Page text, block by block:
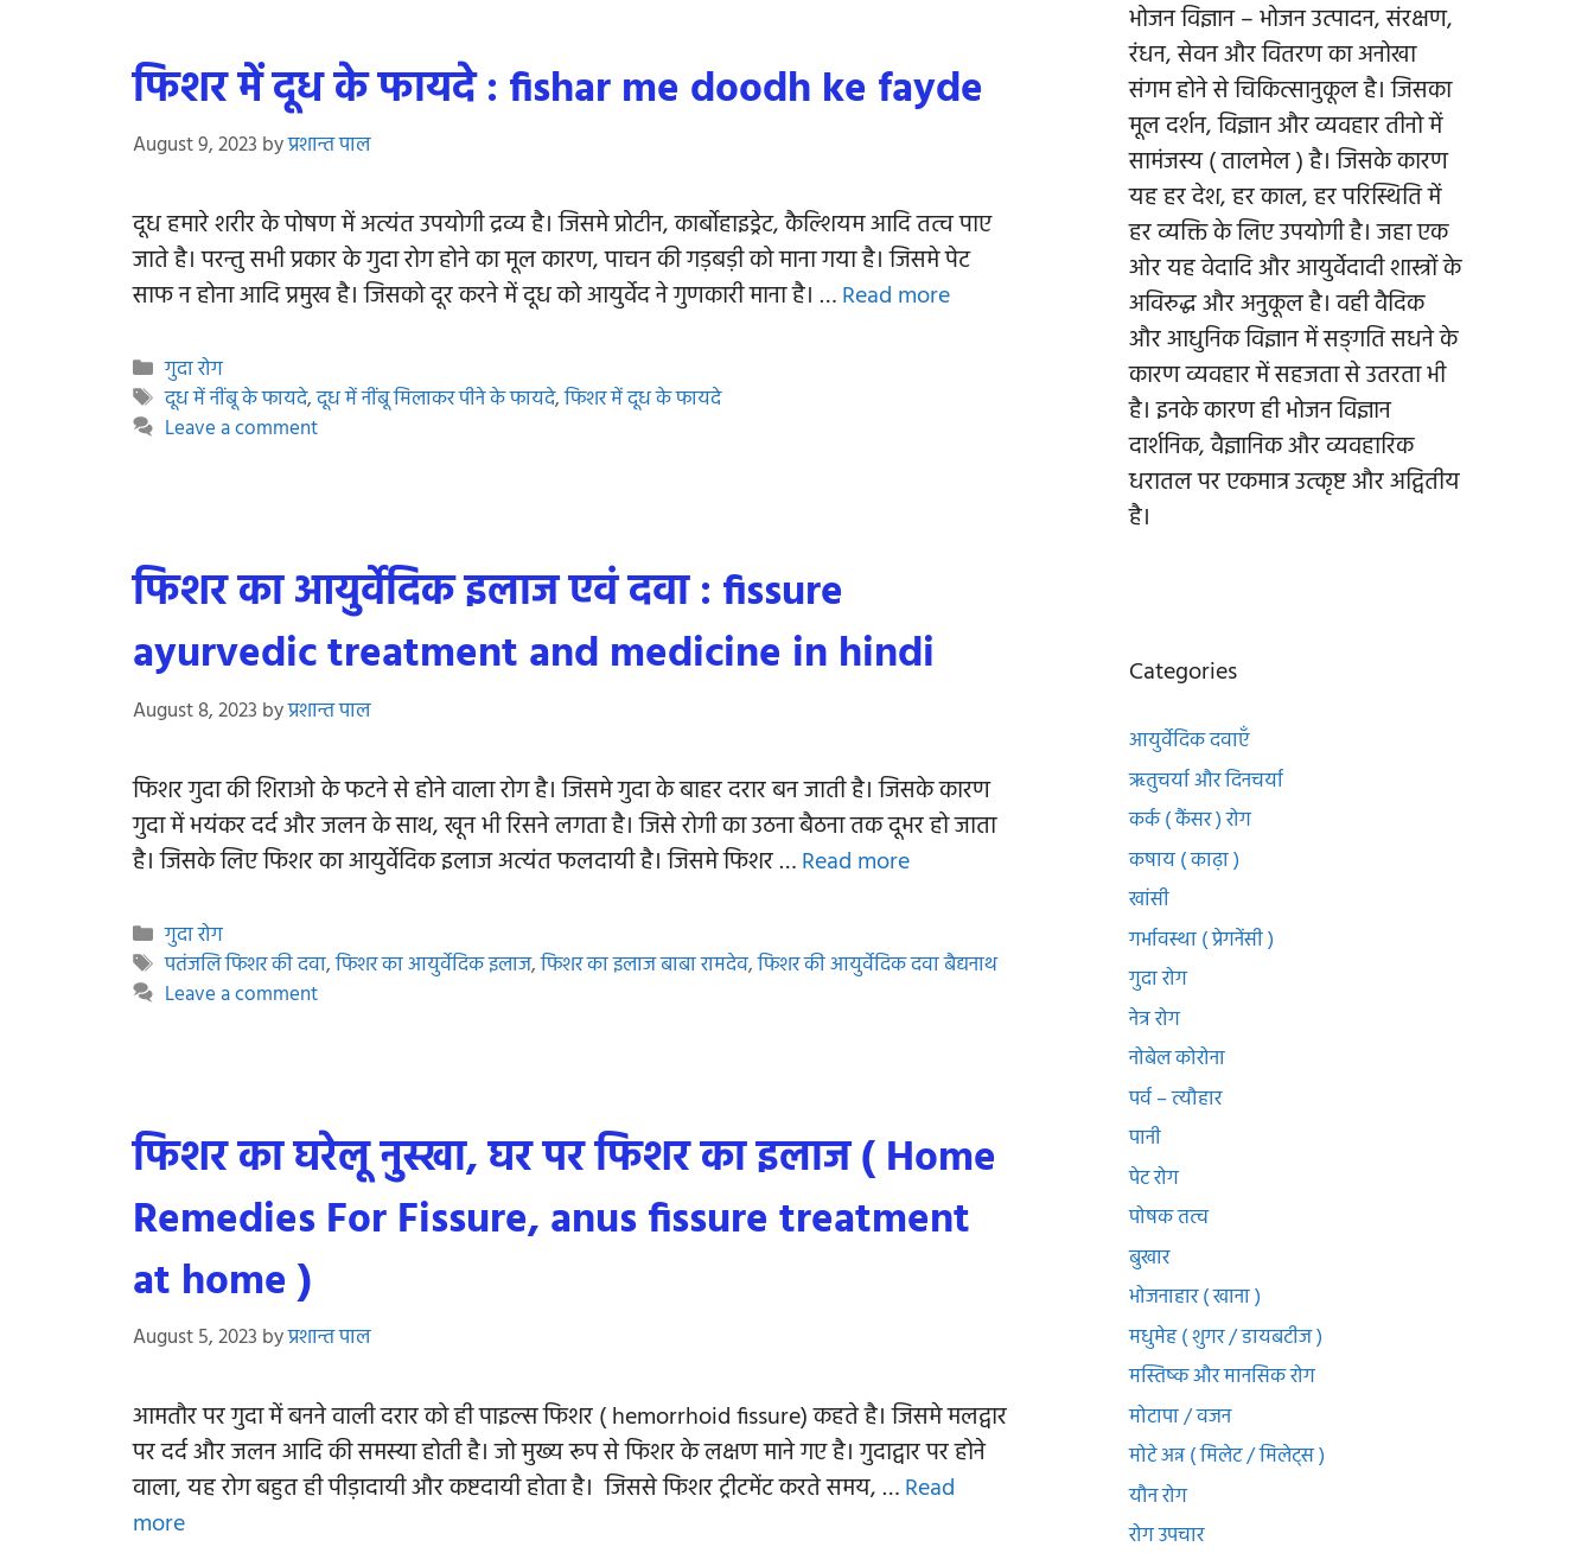
फिशर में दूध के फायदे : fishar me doodh ke fayde
August 9, 2023 byप्रशान्त पाल
दूध हमारे शरीर के पोषण में अत्यंत उपयोगी द्रव्य है। जिसमे प्रोटीन, कार्बोहाइड्रेट, कैल्शियम आदि तत्व पाए
जाते है। परन्तु सभी प्रकार के गुदा रोग होने का मूल कारण, पाचन की गड़बड़ी को माना गया है। जिसमे पेट
साफ न होना आदि प्रमुख है। जिसको दूर करने में दूध को आयुर्वेद ने गुणकारी माना है। …Read more
Categories
गुदा रोग
Tags
दूध में नींबू के फायदे,दूध में नींबू मिलाकर पीने के फायदे,फिशर में दूध के फायदे
Leave a comment
फिशर का आयुर्वेदिक इलाज एवं दवा : fissure
ayurvedic treatment and medicine in hindi
August 8, 2023 byप्रशान्त पाल
फिशर गुदा की शिराओ के फटने से होने वाला रोग है। जिसमे गुदा के बाहर दरार बन जाती है। जिसके कारण
गुदा में भयंकर दर्द और जलन के साथ, खून भी रिसने लगता है। जिसे रोगी का उठना बैठना तक दूभर हो जाता
है। जिसके लिए फिशर का आयुर्वेदिक इलाज अत्यंत फलदायी है। जिसमे फिशर …Read more
Categories
गुदा रोग
Tags
पतंजलि फिशर की दवा,फिशर का आयुर्वेदिक इलाज,फिशर का इलाज बाबा रामदेव,फिशर की आयुर्वेदिक दवा बैद्यनाथ
Leave a comment
फिशर का घरेलू नुस्खा, घर पर फिशर का इलाज ( Home
Remedies For Fissure, anus fissure treatment
at home )
August 5, 2023 byप्रशान्त पाल
आमतौर पर गुदा में बनने वाली दरार को ही पाइल्स फिशर ( hemorrhoid fissure) कहते है। जिसमे मलद्वार
पर दर्द और जलन आदि की समस्या होती है। जो मुख्य रूप से फिशर के लक्षण माने गए है। गुदाद्वार पर होने
वाला, यह रोग बहुत ही पीड़ादायी और कष्टदायी होता है। जिससे फिशर ट्रीटमेंट करते समय, …Read
more
भोजन विज्ञान – भोजन उत्पादन, संरक्षण,
रंधन, सेवन और वितरण का अनोखा
संगम होने से चिकित्सानुकूल है। जिसका
मूल दर्शन, विज्ञान और व्यवहार तीनो में
सामंजस्य ( तालमेल ) है। जिसके कारण
यह हर देश, हर काल, हर परिस्थिति में
हर व्यक्ति के लिए उपयोगी है। जहा एक
ओर यह वेदादि और आयुर्वेदादी शास्त्रों के
अविरुद्ध और अनुकूल है। वही वैदिक
और आधुनिक विज्ञान में सङ्गति सधने के
कारण व्यवहार में सहजता से उतरता भी
है। इनके कारण ही भोजन विज्ञान
दार्शनिक, वैज्ञानिक और व्यवहारिक
धरातल पर एकमात्र उत्कृष्ट और अद्वितीय
है।
Categories
आयुर्वेदिक दवाएँ
ऋतुचर्या और दिनचर्या
कर्क ( कैंसर ) रोग
कषाय ( काढ़ा )
खांसी
गर्भावस्था ( प्रेगनेंसी )
गुदा रोग
नेत्र रोग
नोबेल कोरोना
पर्व – त्यौहार
पानी
पेट रोग
पोषक तत्व
बुखार
भोजनाहार ( खाना )
मधुमेह ( शुगर / डायबटीज )
मस्तिष्क और मानसिक रोग
मोटापा / वजन
मोटे अन्न ( मिलेट / मिलेट्स )
यौन रोग
रोग उपचार